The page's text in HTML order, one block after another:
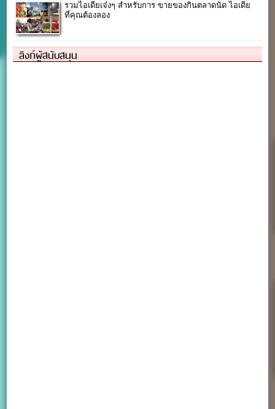
รวมไอเดียเจ๋งๆ สำหรับการ ขายของกินตลาดนัด ไอเดีย
ที่คุณต้องลอง
ลิงก์ผู้สนับสนุน